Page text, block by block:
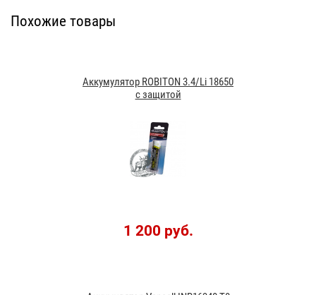
Похожие товары
Аккумулятор ROBITON 3.4/Li 18650
с защитой
1 200 руб.